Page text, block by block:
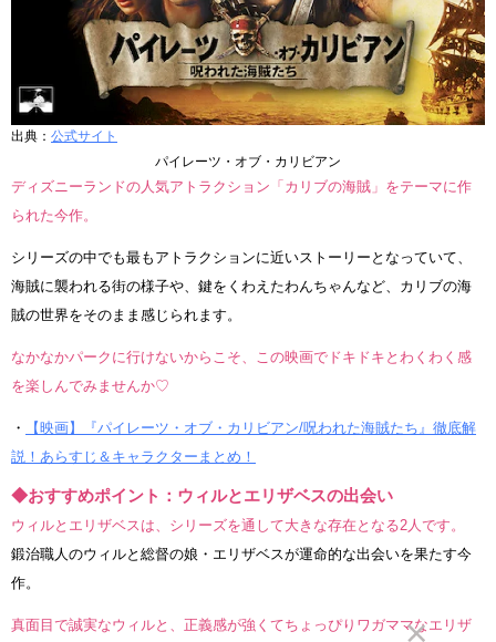
出典： 公式サイト
パイレーツ・オブ・カリビアン
ディズニーランドの人気アトラクション「カリブの海賊」をテーマに作
られた今作。
シリーズの中でも最もアトラクションに近いストーリーとなっていて、
海賊に襲われる街の様子や、鍵をくわえたわんちゃんなど、カリブの海
賊の世界をそのまま感じられます。
なかなかパークに行けないからこそ、この映画でドキドキとわくわく感
を楽しんでみませんか♡
・
【映画】『パイレーツ・オブ・カリビアン/呪われた海賊たち』徹底解
説！あらすじ＆キャラクターまとめ！
◆おすすめポイント：ウィルとエリザベスの出会い
ウィルとエリザベスは、シリーズを通して大きな存在となる2人です。
鍛治職人のウィルと総督の娘・エリザベスが運命的な出会いを果たす今
作。
真面目で誠実なウィルと、正義感が強くてちょっぴりワガママなエリザ